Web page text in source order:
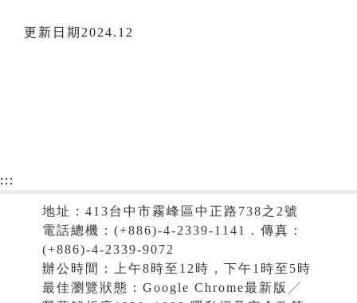
更新日期2024.12
:::
地址：413台中市霧峰區中正路738之2號
電話總機：(+886)-4-2339-1141．傳真：
(+886)-4-2339-9072
辦公時間：上午8時至12時，下午1時至5時
最佳瀏覽狀態：Google Chrome最新版╱